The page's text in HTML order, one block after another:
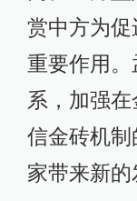
赏中方为
重要作用
系，加强
信金砖机制
家带来新的